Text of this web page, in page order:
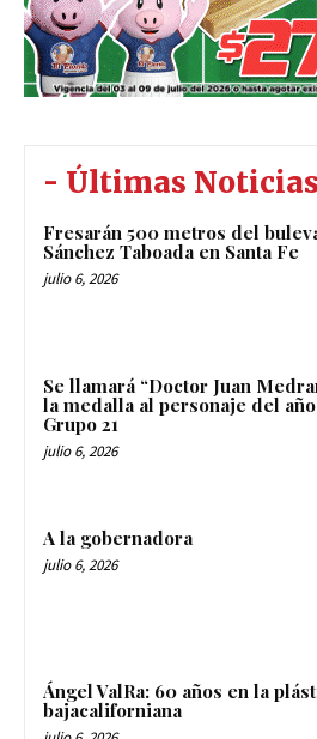
- Últimas Noticias
Fresarán 500 metros del
Sánchez Taboada en Santa Fe
julio 6, 2026
Se llamará “Doctor Juan
la medalla al personaje del
Grupo 21
julio 6, 2026
A la gobernadora
julio 6, 2026
Ángel ValRa: 60 años en la
bajacaliforniana